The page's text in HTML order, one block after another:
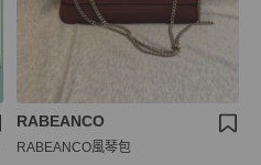
RABEANCO
RABEANCO風琴包